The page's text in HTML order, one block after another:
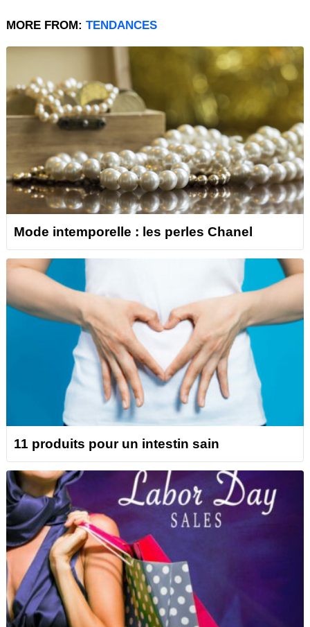
MORE FROM: TENDANCES
Mode intemporelle : les perles Chanel
11 produits pour un intestin sain